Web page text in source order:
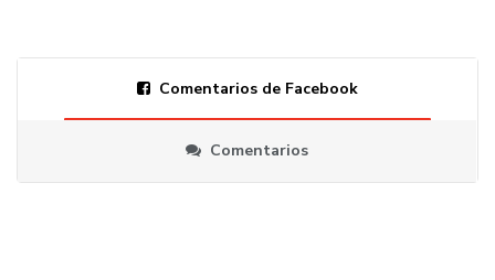
Comentarios de Facebook
Comentarios